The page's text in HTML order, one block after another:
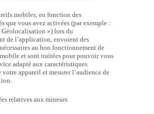
mobiles, en fonction des
que vous avez activées (par exemple :
Géolocalisation ») lors du
de l’application, envoient des
au bon fonctionnement de
et sont traitées pour pouvoir vous
adapté aux caractéristiques
votre appareil et mesurer l’audience de
relatives aux mineurs